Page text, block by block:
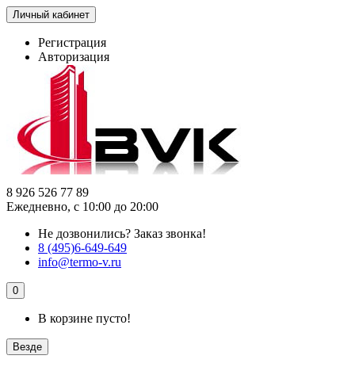
Личный кабинет
Регистрация
Авторизация
8 926 526 77 89
Ежедневно, с 10:00 до 20:00
Не дозвонились? Заказ звонка!
8 (495)6-649-649
info@termo-v.ru
0
В корзине пусто!
Везде